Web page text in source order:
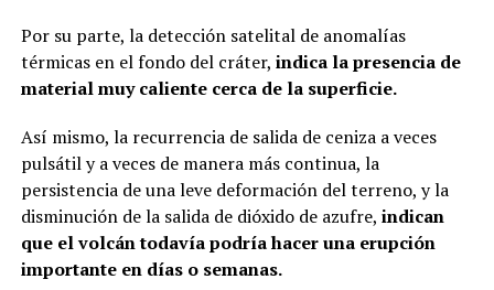
Por su parte, la detección satelital de anomalías
térmicas en el fondo del cráter, indica la presencia de
material muy caliente cerca de la superficie.
Así mismo, la recurrencia de salida de ceniza a veces
pulsátil y a veces de manera más continua, la
persistencia de una leve deformación del terreno, y la
disminución de la salida de dióxido de azufre, indican
que el volcán todavía podría hacer una erupción
importante en días o semanas.